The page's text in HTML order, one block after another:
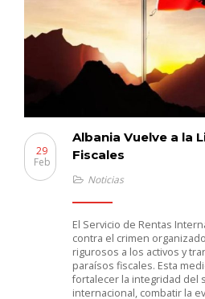
Albania Vuelve a la
Fiscales
29
Feb
Noticias
El Servicio de Rentas
contra el crimen
rigurosos a los activos y
paraísos fiscales. Esta
fortalecer la integridad del
internacional, combatir la